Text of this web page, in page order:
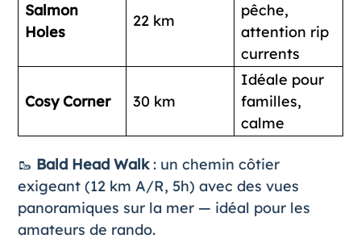
Salmon
Holes
22 km
pêche,
attention rip
currents
Cosy Corner 30 km
Idéale pour
familles,
calme
🥾 Bald Head Walk: un chemin côtier
exigeant (12 km A/R, 5h) avec des vues
panoramiques sur la mer — idéal pour les
amateurs de rando.